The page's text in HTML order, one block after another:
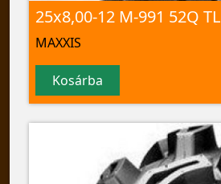
25x8,00-12 M-991 52Q TL
MAXXIS
Kosárba